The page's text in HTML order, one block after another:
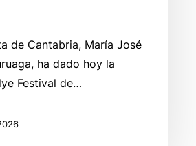
de Cantabria, María José
ha dado hoy la
Festival de…